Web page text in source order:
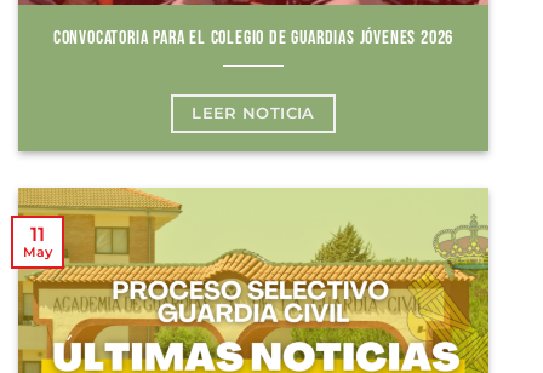
CONVOCATORIA PARA EL COLEGIO DE GUARDIAS JÓVENES 2026
LEER NOTICIA
11
May